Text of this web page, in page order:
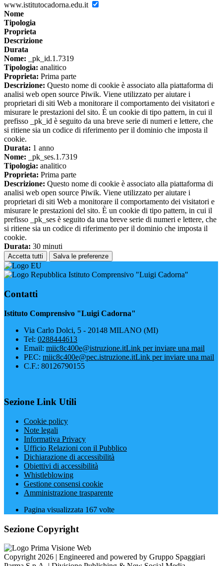
www.istitutocadorna.edu.it
Nome
Tipologia
Proprieta
Descrizione
Durata
Nome: _pk_id.1.7319
Tipologia: analitico
Proprieta: Prima parte
Descrizione: Questo nome di cookie è associato alla piattaforma di
analisi web open source Piwik. Viene utilizzato per aiutare i
proprietari di siti Web a monitorare il comportamento dei visitatori e
misurare le prestazioni del sito. È un cookie di tipo pattern, in cui il
prefisso _pk_id è seguito da una breve serie di numeri e lettere, che
si ritiene sia un codice di riferimento per il dominio che imposta il
cookie.
Durata: 1 anno
Nome: _pk_ses.1.7319
Tipologia: analitico
Proprieta: Prima parte
Descrizione: Questo nome di cookie è associato alla piattaforma di
analisi web open source Piwik. Viene utilizzato per aiutare i
proprietari di siti Web a monitorare il comportamento dei visitatori e
misurare le prestazioni del sito. È un cookie di tipo pattern, in cui il
prefisso _pk_ses è seguito da una breve serie di numeri e lettere, che
si ritiene sia un codice di riferimento per il dominio che imposta il
cookie.
Durata: 30 minuti
Accetta tutti Salva le preferenze
Istituto Comprensivo "Luigi Cadorna"
Contatti
Istituto Comprensivo "Luigi Cadorna"
Via Carlo Dolci, 5 - 20148 MILANO (MI)
Tel: 0288444613
Email: miic8c400e@istruzione.itLink per inviare una mail
PEC: miic8c400e@pec.istruzione.itLink per inviare una mail
C.F.: 80126790155
Sezione Link Utili
Cookie policy
Note legali
Informativa Privacy
Ufficio Relazioni con il Pubblico
Dichiarazione di accessibilità
Obiettivi di accessibilità
Whistleblowing
Gestione consensi cookie
Amministrazione trasparente
Pagina visualizzata 167 volte
Sezione Copyright
Copyright 2026 | Engineered and powered by Gruppo Spaggiari